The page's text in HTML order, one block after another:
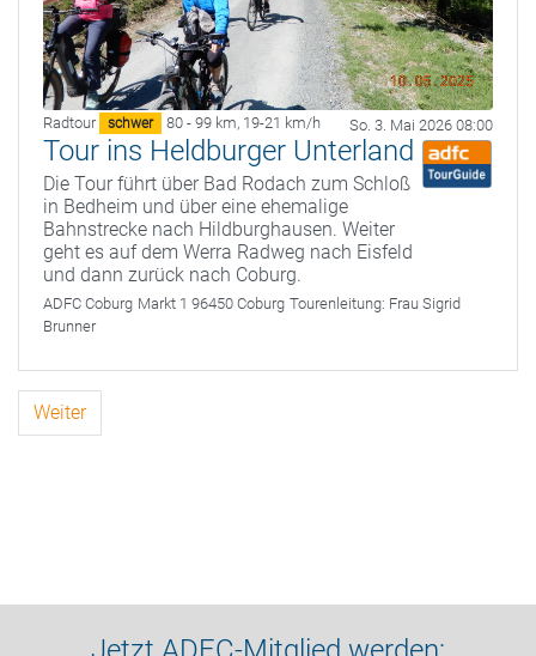
Radtour schwer 80 - 99 km, 19-21 km/h So. 3. Mai 2026 08:00
Tour ins Heldburger Unterland
Die Tour führt über Bad Rodach zum Schloß
in Bedheim und über eine ehemalige
Bahnstrecke nach Hildburghausen. Weiter
geht es auf dem Werra Radweg nach Eisfeld
und dann zurück nach Coburg.
ADFC Coburg Markt 1 96450 Coburg Tourenleitung: Frau Sigrid
Brunner
Weiter